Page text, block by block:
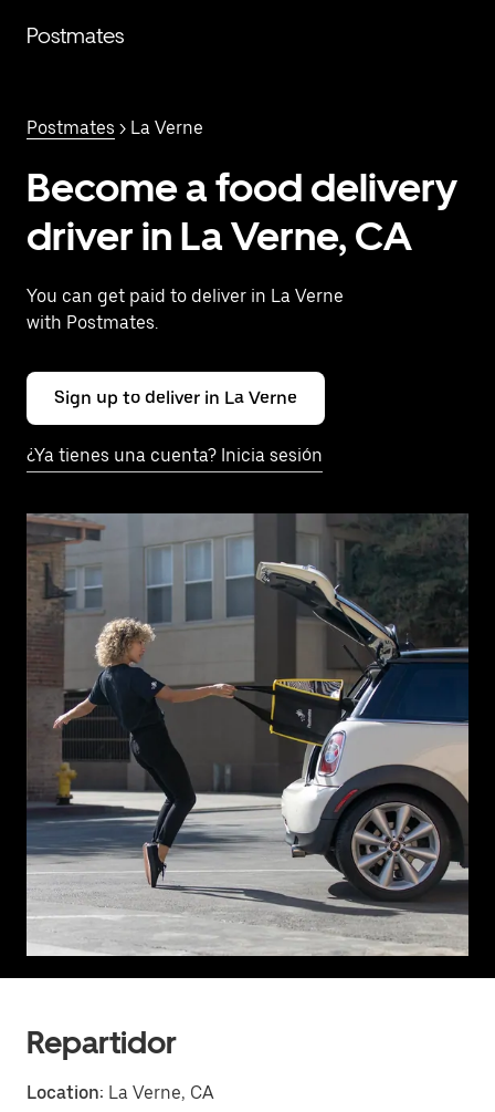
contenido
Postmates
Postmates > La Verne
Become a food delivery
driver in La Verne, CA
You can get paid to deliver in La Verne
with Postmates.
Sign up to deliver in La Verne
¿Ya tienes una cuenta? Inicia sesión
Repartidor
Location: La Verne, CA